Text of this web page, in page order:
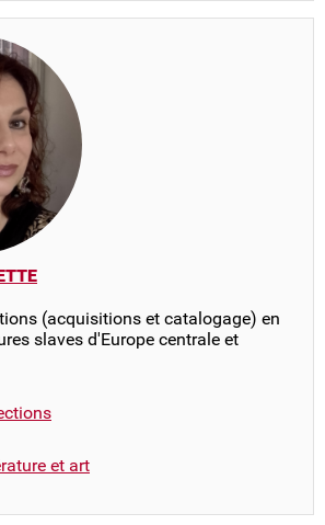
(acquisitions et catalogage) en
slaves d'Europe centrale et
et art